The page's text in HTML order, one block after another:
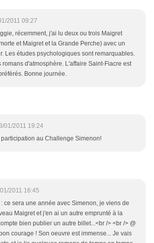
2011 09:27
récemment, j'ai lu deux ou trois Maigret
et Maigret et la Grande Perche) avec un
Les études psychologiques sont remarquables.
romans d'atmosphère. L'affaire Saint-Fiacre est
Bonne journée.
01/2011 19:24
au Challenge Simenon!
2011 16:45
ce sera une année avec Simenon, je viens de
Maigret et j'en ai un autre emprunté à la
bien publier un autre billet...<br /> <br /> @
courage ! Son oeuvre est immense... Je vais